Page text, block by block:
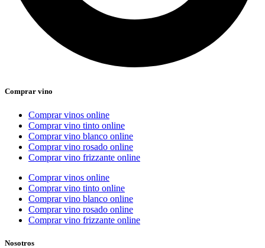
Comprar vino
Comprar vinos online
Comprar vino tinto online
Comprar vino blanco online
Comprar vino rosado online
Comprar vino frizzante online
Comprar vinos online
Comprar vino tinto online
Comprar vino blanco online
Comprar vino rosado online
Comprar vino frizzante online
Nosotros